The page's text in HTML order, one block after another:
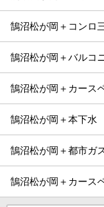
鵠沼松が岡＋コンロ
鵠沼松が岡＋バルコ
鵠沼松が岡＋カース
鵠沼松が岡＋本下水
鵠沼松が岡＋都市ガ
鵠沼松が岡＋カース